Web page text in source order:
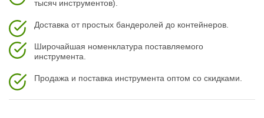
тысяч инструментов).
Доставка от простых бандеролей до контейнеров.
Широчайшая номенклатура поставляемого
инструмента.
Продажа и поставка инструмента оптом со скидками.